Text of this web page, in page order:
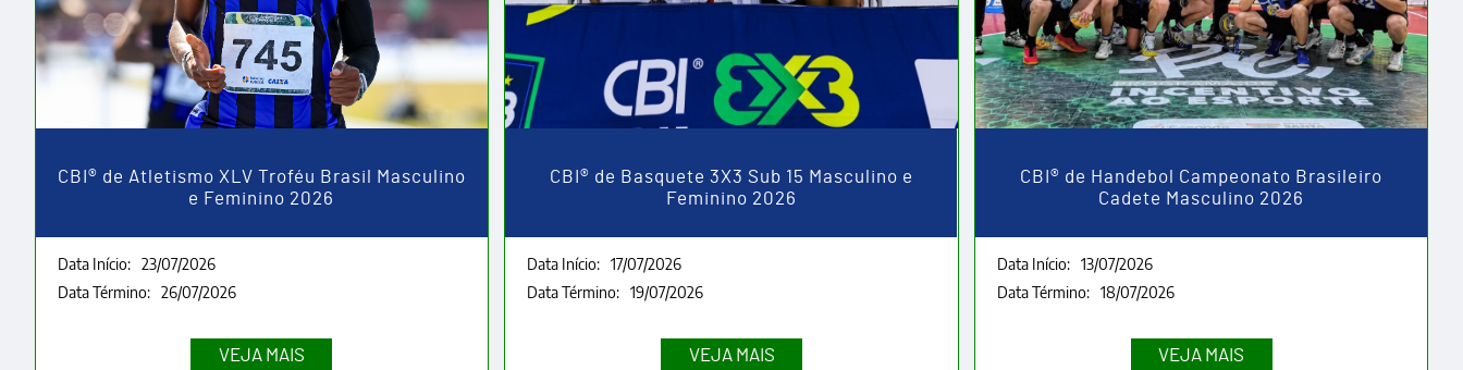
CBI® de Atletismo XLV Troféu Brasil Masculino
e Feminino 2026
Data Início:
23/07/2026
Data Término:
26/07/2026
CBI® de Basquete 3X3 Sub 15 Masculino e
Feminino 2026
Data Início:
17/07/2026
Data Término:
19/07/2026
CBI® de Handebol Campeonato Brasileiro
Cadete Masculino 2026
Data Início:
13/07/2026
Data Término:
18/07/2026